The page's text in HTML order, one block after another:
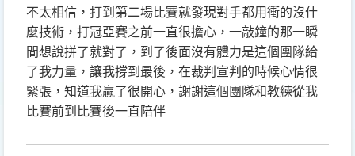
不太相信，打到第二場比賽就發現對手都用衝的沒什
麼技術，打冠亞賽之前一直很擔心，一敲鐘的那一瞬
間想說拼了就對了，到了後面沒有體力是這個團隊給
了我力量，讓我撐到最後，在裁判宣判的時候心情很
緊張，知道我贏了很開心，謝謝這個團隊和教練從我
比賽前到比賽後一直陪伴